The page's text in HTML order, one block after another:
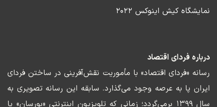
نمایشگاه کیش اینوکس ۲۰۲۲
درباره فردای اقتصاد
رسانه «فردای اقتصاد» با مأموریت نقش‌آفرینی در ساختن فردای
ایران پا به عرصه وجود می‌گذارد. سابقه این رسانه تصویری به
سال ۱۳۹۹ برمی‌گردد؛ زمانی که تلویزیون اینترنتی «بورسان» پا